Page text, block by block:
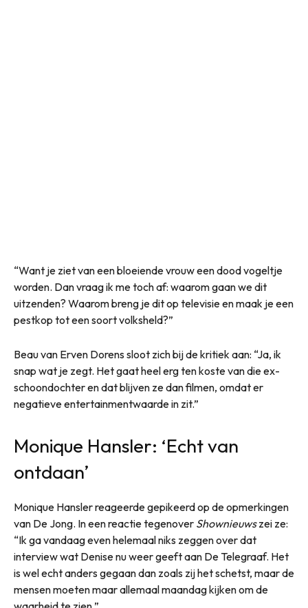
“Want je ziet van een bloeiende vrouw een dood vogeltje
worden. Dan vraag ik me toch af: waarom gaan we dit
uitzenden? Waarom breng je dit op televisie en maak je een
pestkop tot een soort volksheld?”
Beau van Erven Dorens sloot zich bij de kritiek aan: “Ja, ik
snap wat je zegt. Het gaat heel erg ten koste van die ex-
schoondochter en dat blijven ze dan filmen, omdat er
negatieve entertainmentwaarde in zit.”
Monique Hansler: ‘Echt van
ontdaan’
Monique Hansler reageerde gepikeerd op de opmerkingen
van De Jong. In een reactie tegenover Shownieuwszei ze:
“Ik ga vandaag even helemaal niks zeggen over dat
interview wat Denise nu weer geeft aan De Telegraaf. Het
is wel echt anders gegaan dan zoals zij het schetst, maar de
mensen moeten maar allemaal maandag kijken om de